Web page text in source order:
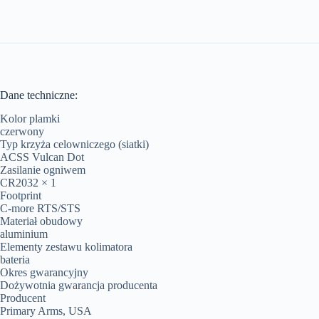
Dane techniczne:
Kolor plamki
czerwony
Typ krzyża celowniczego (siatki)
ACSS Vulcan Dot
Zasilanie ogniwem
CR2032 × 1
Footprint
C-more RTS/STS
Materiał obudowy
aluminium
Elementy zestawu kolimatora
bateria
Okres gwarancyjny
Dożywotnia gwarancja producenta
Producent
Primary Arms, USA